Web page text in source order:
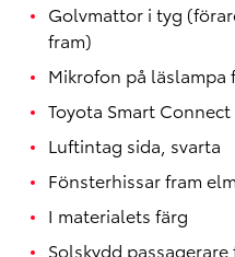
Golvmattor i tyg
fram)
Mikrofon på läslampa
Toyota Smart Connect
Luftintag sida, svarta
Fönsterhissar fram
I materialets färg
Solskydd